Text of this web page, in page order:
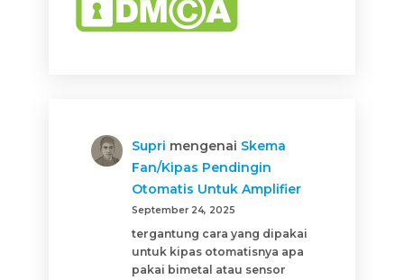
Supri mengenai Skema
Fan/Kipas Pendingin
Otomatis Untuk Amplifier
September 24, 2025
tergantung cara yang dipakai
untuk kipas otomatisnya apa
pakai bimetal atau sensor